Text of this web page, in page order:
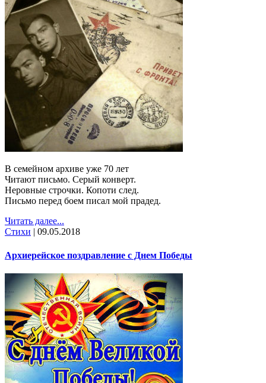
В семейном архиве уже 70 лет
Читают письмо. Серый конверт.
Неровные строчки. Копоти след.
Письмо перед боем писал мой прадед.
Читать далее...
Стихи | 09.05.2018
Архиерейское поздравление с Днем Победы